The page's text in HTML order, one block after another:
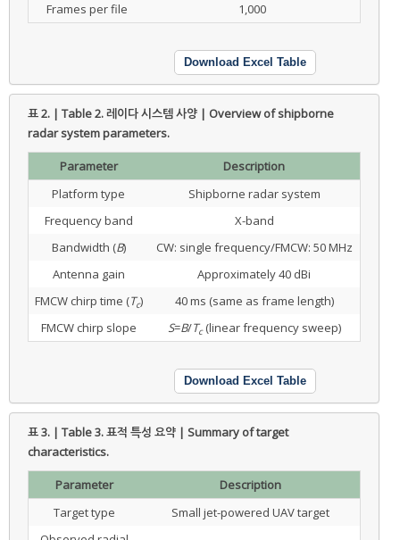
Frames per file 1,000
Download Excel Table
표 2. | Table 2.레이다 시스템 사양 | Overview of shipborne
radar system parameters.
Parameter
Description
Platform type
Shipborne radar system
Frequency band
X-band
Bandwidth (B)
CW: single frequency/FMCW: 50 MHz
Antenna gain
Approximately 40 dBi
FMCW chirp time (Tc)
40 ms (same as frame length)
FMCW chirp slope
S=B/Tc(linear frequency sweep)
Download Excel Table
표 3. | Table 3.표적 특성 요약 | Summary of target
characteristics.
Parameter
Description
Target type
Small jet-powered UAV target